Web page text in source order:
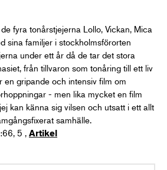
fyra tonårstjejerna Lollo, Vickan, Mica
sina familjer i stockholmsförorten
under ett år då de tar det stora
från tillvaron som tonåring till ett liv
en gripande och intensiv film om
- men lika mycket en film
kan känna sig vilsen och utsatt i ett allt
samhälle.
5 , Artikel